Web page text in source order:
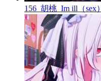
156_胡桃_Im ill（sex）